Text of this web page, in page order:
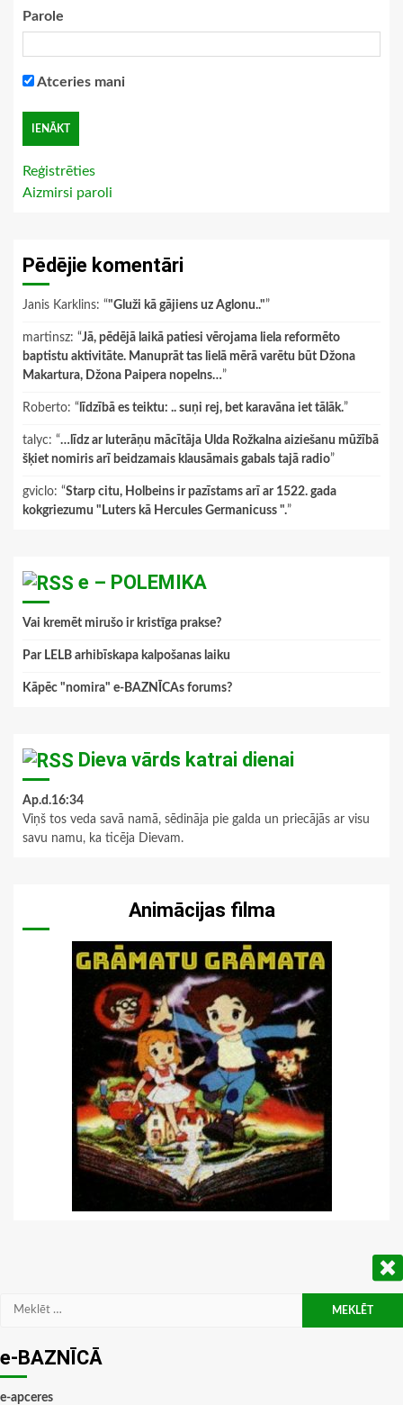
Parole
Atceries mani
Reģistrēties
Aizmirsi paroli
Pēdējie komentāri
Janis Karklins: “"Gluži kā gājiens uz Aglonu.."”
martinsz: “Jā, pēdējā laikā patiesi vērojama liela reformēto
baptistu aktivitāte. Manuprāt tas lielā mērā varētu būt Džona
Makartura, Džona Paipera nopelns…”
Roberto: “ līdzībā es teiktu: .. suņi rej, bet karavāna iet tālāk.”
talyc: “…līdz ar luterāņu mācītāja Ulda Rožkalna aiziešanu mūžībā
šķiet nomiris arī beidzamais klausāmais gabals tajā radio”
gviclo: “Starp citu, Holbeins ir pazīstams arī ar 1522. gada
kokgriezumu "Luters kā Hercules Germanicuss ".”
e – POLEMIKA
Vai kremēt mirušo ir kristīga prakse?
Par LELB arhibīskapa kalpošanas laiku
Kāpēc "nomira" e-BAZNĪCAs forums?
Dieva vārds katrai dienai
Ap.d.16:34
Viņš tos veda savā namā, sēdināja pie galda un priecājās ar visu
savu namu, ka ticēja Dievam.
Animācijas filma
Meklēt:
e-BAZNĪCĀ
e-apceres